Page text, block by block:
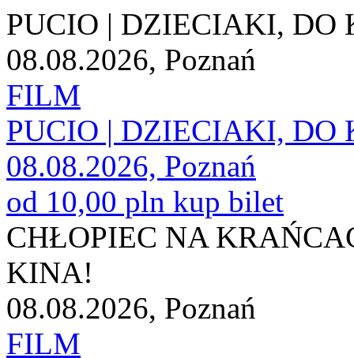
PUCIO | DZIECIAKI, DO
08.08.2026, Poznań
FILM
PUCIO | DZIECIAKI, DO
08.08.2026, Poznań
od 10,00 pln kup bilet
CHŁOPIEC NA
KINA!
08.08.2026, Poznań
FILM